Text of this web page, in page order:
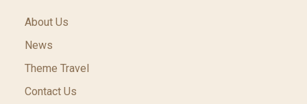
About Us
News
Theme Travel
Contact Us